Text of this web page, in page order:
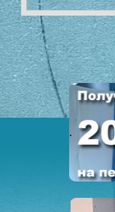
.